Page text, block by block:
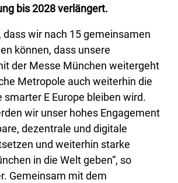
bis 2028 verlängert.
dass wir nach 15 gemeinsamen
können, dass unsere
der Messe München weitergeht
Metropole auch weiterhin die
smarter E Europe bleiben wird.
wir unser hohes Engagement
dezentrale und digitale
und weiterhin starke
in die Welt geben“, so
Gemeinsam mit dem